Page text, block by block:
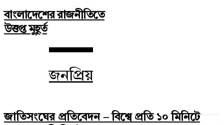
বাংলাদেশের রাজনীতিতে
উত্তপ্ত মুহূর্ত
জনপ্রিয়
জাতিসংঘের প্রতিবেদন – বিশ্বে প্রতি ১০ মিনিটে